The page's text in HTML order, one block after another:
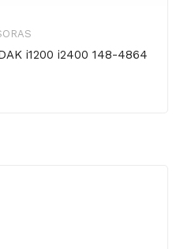
i1200 i2400 148-4864